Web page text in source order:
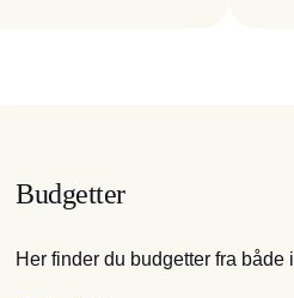
Budgetter
Her finder du budgetter fra